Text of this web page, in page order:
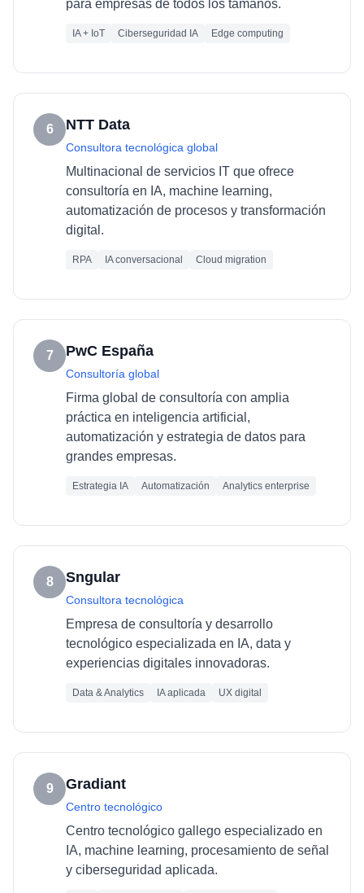
para empresas de todos los tamaños.
IA + IoT Ciberseguridad IA Edge computing
6 NTT Data
Consultora tecnológica global
Multinacional de servicios IT que ofrece
consultoría en IA, machine learning,
automatización de procesos y transformación
digital.
RPA IA conversacional Cloud migration
7 PwC España
Consultoría global
Firma global de consultoría con amplia
práctica en inteligencia artificial,
automatización y estrategia de datos para
grandes empresas.
Estrategia IA Automatización Analytics enterprise
8 Sngular
Consultora tecnológica
Empresa de consultoría y desarrollo
tecnológico especializada en IA, data y
experiencias digitales innovadoras.
Data & Analytics IA aplicada UX digital
9 Gradiant
Centro tecnológico
Centro tecnológico gallego especializado en
IA, machine learning, procesamiento de señal
y ciberseguridad aplicada.